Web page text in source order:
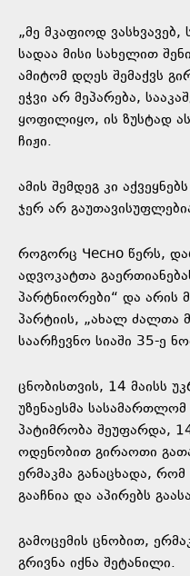
„მე მკაფიოდ
სადაა მისი სახელით
ამიტომ დღეს შემაქვს
ეჭვი არ მეპარება,
ყოფილიყო, ის ზუსტად
ჩიჟი.
ამის შემდეგ კი
ჯერ არ
როგორც Чесно წერს,
ადვოკატთა
პარტნიორები“ და არის
პარტიის, „ახალ ძალთა
საარჩევნო სიაში 35-ე
ცნობისთვის, 14 მაისს
უზენაესმა
პატიმრობა შეუფარდა,
ოდენობით გირაოთი
ერმაკმა განაცხადა,
გააჩნია და აპირებს
გამოცემის ცნობით,
გრივნა იქნა შეტანილი.